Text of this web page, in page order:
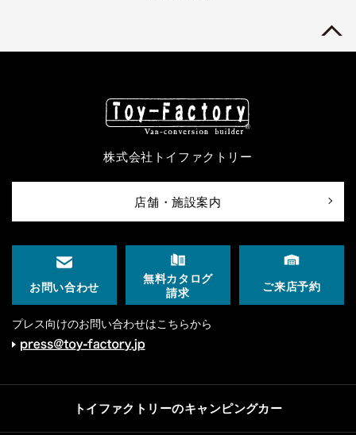
株式会社トイファクトリー
店舗・施設案内
お問い合わせ
無料カタログ
請求
ご来店予約
プレス向けのお問い合わせはこちらから
トイファクトリーのキャンピングカー